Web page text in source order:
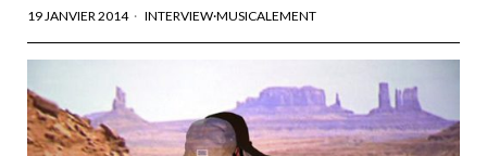
19 JANVIER 2014 INTERVIEW·MUSICALEMENT